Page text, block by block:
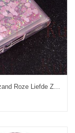
Sony Xperia E5 Hoesje Mobiele Telefoon Drijfzand Roze Liefde Zacht Kopen